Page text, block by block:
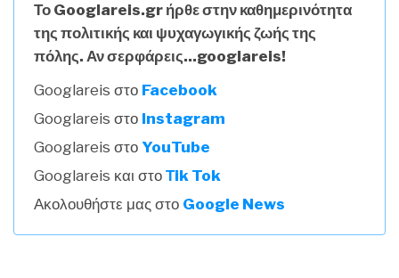
Το Googlareis.gr ήρθε στην καθημερινότητα
της πολιτικής και ψυχαγωγικής ζωής της
πόλης. Αν σερφάρεις...googlareis!
Googlareis στο Facebook
Googlareis στο Instagram
Googlareis στο YouTube
Googlareis και στο Τik Tok
Ακολουθήστε μας στο Google News